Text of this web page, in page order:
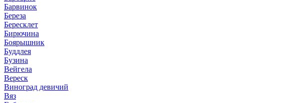
Барвинок
Береза
Бересклет
Бирючина
Боярышник
Буддлея
Бузина
Вейгела
Вереск
Виноград девичий
Вяз